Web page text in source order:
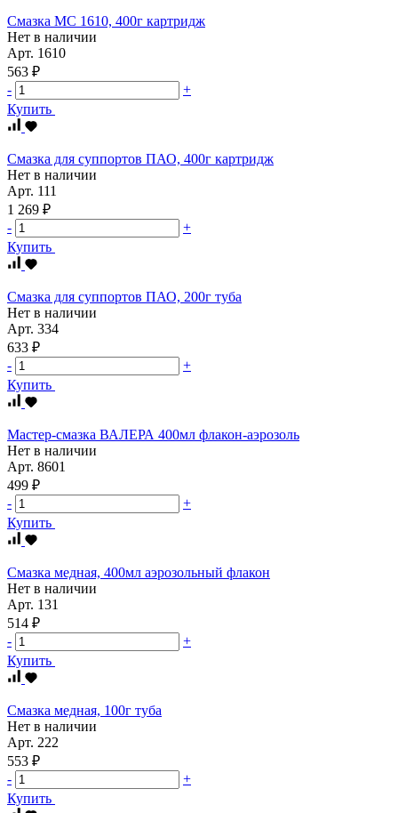
Смазка МС 1610, 400г картридж
Нет в наличии
Арт. 1610
563 ₽
-
+
Купить
Смазка для суппортов ПАО, 400г картридж
Нет в наличии
Арт. 111
1 269 ₽
-
+
Купить
Смазка для суппортов ПАО, 200г туба
Нет в наличии
Арт. 334
633 ₽
-
+
Купить
Мастер-смазка ВАЛЕРА 400мл флакон-аэрозоль
Нет в наличии
Арт. 8601
499 ₽
-
+
Купить
Смазка медная, 400мл аэрозольный флакон
Нет в наличии
Арт. 131
514 ₽
-
+
Купить
Смазка медная, 100г туба
Нет в наличии
Арт. 222
553 ₽
-
+
Купить